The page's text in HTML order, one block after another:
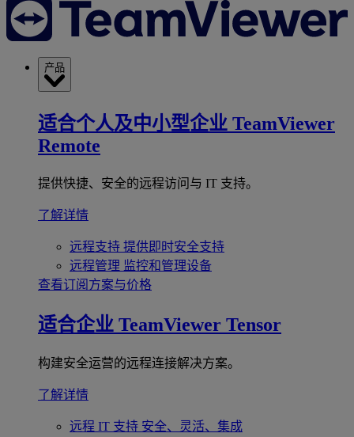
产品
适合个人及中小型企业 TeamViewer
Remote
提供快捷、安全的远程访问与 IT 支持。
了解详情
远程支持 提供即时安全支持
远程管理 监控和管理设备
查看订阅方案与价格
适合企业 TeamViewer Tensor
构建安全运营的远程连接解决方案。
了解详情
远程 IT 支持 安全、灵活、集成